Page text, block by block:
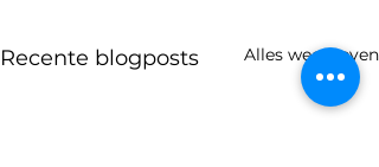
Recente blogposts Alles weergeven